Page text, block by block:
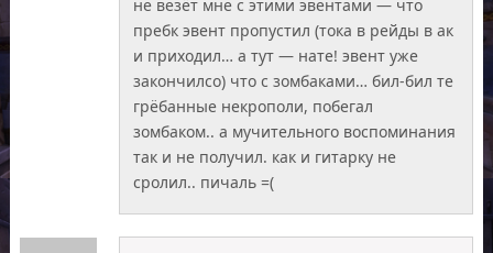
не везёт мне с этими эвентами — что
пребк эвент пропустил (тока в рейды в ак
и приходил… а тут — нате! эвент уже
закончилсо) что с зомбаками… бил-бил те
грёбанные некрополи, побегал
зомбаком.. а мучительного воспоминания
так и не получил. как и гитарку не
сролил.. пичаль =(